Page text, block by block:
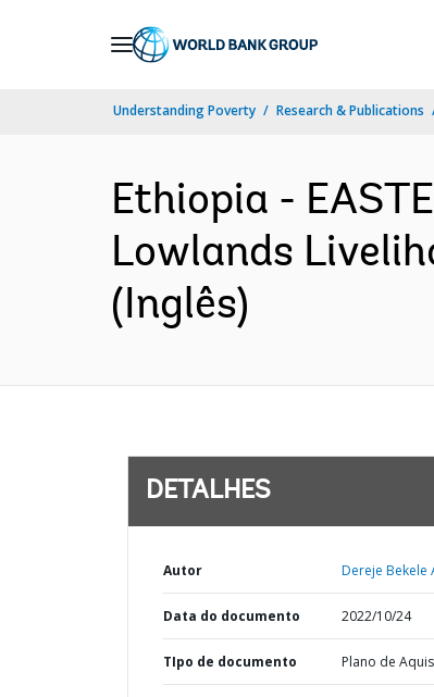
Understanding Poverty Research & Publications
Ethiopia -
Lowlands
(Inglês)
DETALHES
Autor Dereje Bekele
Data do documento 2022/10/24
TIpo de documento Plano de